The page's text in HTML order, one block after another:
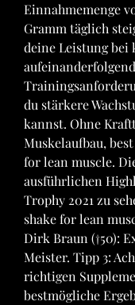
Einnahmemenge
Gramm täglich
deine Leistung bei
du stärkere
kannst. Ohne
Muskelaufbau,
for lean muscle.
ausführlichen
Trophy 2021 zu
shake for lean
Dirk Braun (†50):
Meister. Tipp 3:
richtigen
bestmögliche